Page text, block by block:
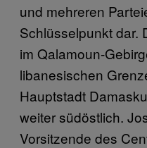
und mehreren
Schlüsselpunkt dar.
im Qalamoun-
libanesischen
Hauptstadt
weiter südöstlich.
Vorsitzende des